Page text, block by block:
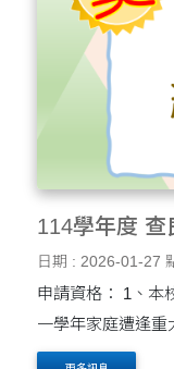
114學年度 查
日期 : 2026-01-27
申請資格： 1、本校二年級以上學生。 2、家境清寒或前
一學年家庭遭逢重大變故者 。 3、
績等第績分平均